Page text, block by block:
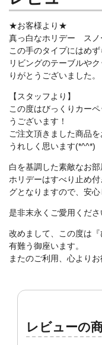
★お客様より★
真っ白なホリデー スノ
この手のタイプにはめ
リビングのテーブルや
りがとうございました。
【スタッフより】
この度はびっくりカー
うございます！
ご注文頂きました商品
うれしく思います(*^^*)
白を基調した素敵なお
ホリデーはすべり止め
グとなりますので、安
是非末永くご愛用くださ
改めまして、この度は
有難う御座います。
またのご利用、心より
レビューの